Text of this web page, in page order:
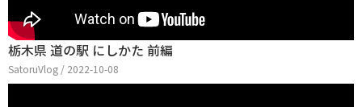
栃木県 道の駅 にしかた 前編
SatoruVlog / 2022-10-08